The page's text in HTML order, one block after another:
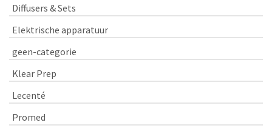
Diffusers & Sets
Elektrische apparatuur
geen-categorie
Klear Prep
Lecenté
Promed